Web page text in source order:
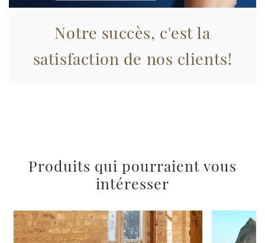
pubblicità e social media, i quali potrebbero combinarle
raccolto dal suo utilizzo dei loro servizi.
Notre succès, c'est la
satisfaction de nos clients!
Produits qui pourraient vous
intéresser